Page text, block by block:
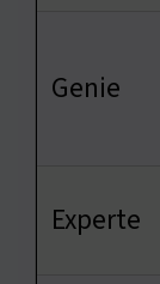
Genie
Experte